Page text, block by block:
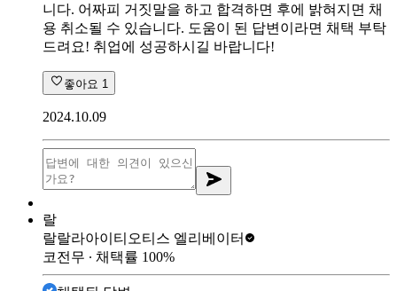
니다. 어짜피 거짓말을 하고 합격하면 후에 밝혀지면 채
용 취소될 수 있습니다. 도움이 된 답변이라면 채택 부탁
드려요! 취업에 성공하시길 바랍니다!
좋아요 1
2024.10.09
랄
랄랄라아이티 오티스 엘리베이터
코전무 ∙ 채택률 100%